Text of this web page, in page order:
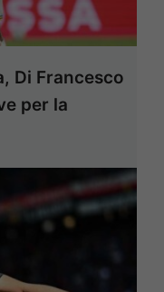
Di Francesco
per la